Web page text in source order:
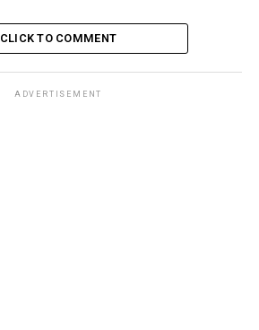
CLICK TO COMMENT
ADVERTISEMENT